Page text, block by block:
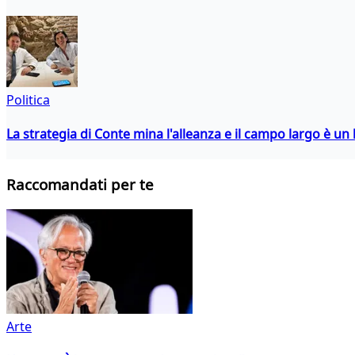
Politica
La strategia di Conte mina l'alleanza e il campo largo è
Raccomandati per te
Arte